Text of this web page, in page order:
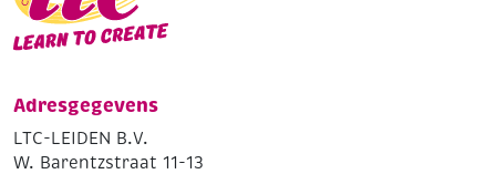
Adresgegevens
LTC-LEIDEN B.V.
W. Barentzstraat 11-13